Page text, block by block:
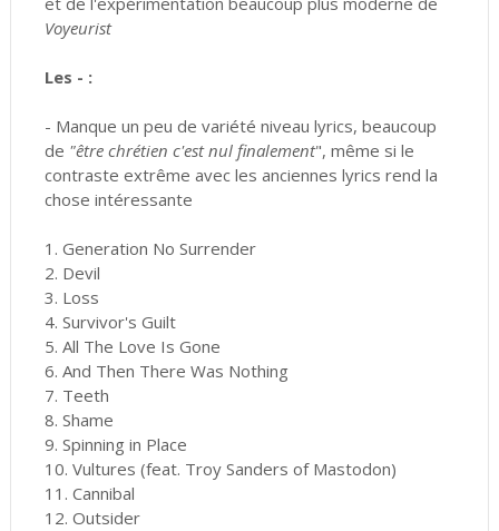
Voyeurist
Les - :
- Manque un peu de variété niveau lyrics, beaucoup
de "être chrétien c'est nul finalement", même si le
contraste extrême avec les anciennes lyrics rend la
chose intéressante
1. Generation No Surrender
2. Devil
3. Loss
4. Survivor's Guilt
5. All The Love Is Gone
6. And Then There Was Nothing
7. Teeth
8. Shame
9. Spinning in Place
10. Vultures (feat. Troy Sanders of Mastodon)
11. Cannibal
12. Outsider